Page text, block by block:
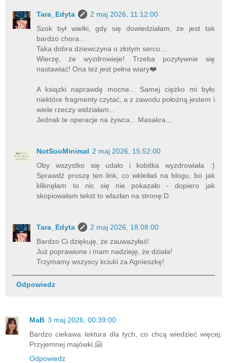
Tara_Edyta
2 maj 2026, 11:12:00
Szok był wielki, gdy się dowiedziałam, że jest tak
bardzo chora...
Taka dobra dziewczyna o złotym sercu...
Wierzę, że wyzdrowieje! Trzeba pozytywnie się
nastawiać! Ona też jest pełna wiary❤️
A ksiązki naprawdę mocne... Samej ciężko mi było
niektóre fragmenty czytać, a z zawodu położną jestem i
wiele rzeczy widziałam...
Jednak te operacje na żywca... Masakra...
NotSooMinimal 2 maj 2026, 15:52:00
Oby wszystko się udało i kobitka wyzdrowiała :)
Sprawdź proszę ten link, co wkleiłaś na blogu, bo jak
kliknęłam to nic się nie pokazało - dopiero jak
skopiowałam tekst to wlazłan na stronę:D
Tara_Edyta
2 maj 2026, 18:08:00
Bardzo Ci dziękuję, że zauważyłaś!
Już poprawione i mam nadzieję, że działa!
Trzymamy wszyscy kciuki za Agnieszkę!
Odpowiedz
MaB 3 maj 2026, 00:39:00
Bardzo ciekawa lektura dla tych, co chcą wiedzieć więcej.
Przyjemnej majówki.🤗
Odpowiedz